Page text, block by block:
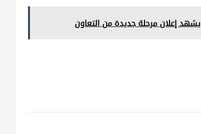
إعلان مرحلة جديدة من التعاون